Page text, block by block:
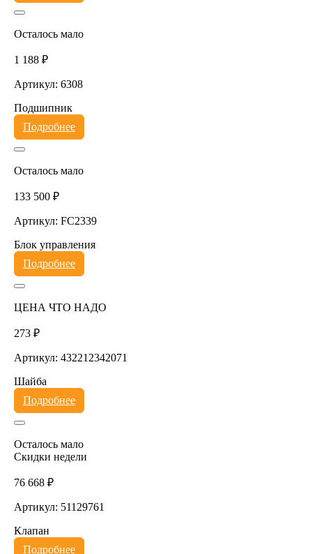
Осталось мало
1 188 ₽
Артикул: 6308
Подшипник
Подробнее
Осталось мало
133 500 ₽
Артикул: FC2339
Блок управления
Подробнее
ЦЕНА ЧТО НАДО
273 ₽
Артикул: 432212342071
Шайба
Подробнее
Осталось мало
Скидки недели
76 668 ₽
Артикул: 51129761
Клапан
Подробнее